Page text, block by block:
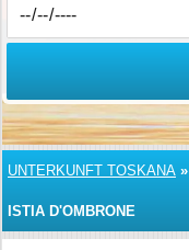
UNTERKUNFT TOSKANA »
ISTIA D'OMBRONE